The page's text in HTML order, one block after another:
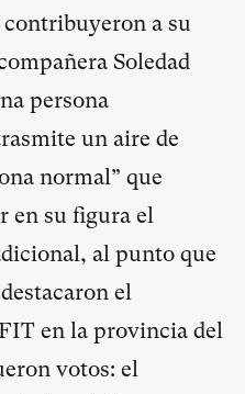
contribuyeron a su
Soledad
persona
un aire de
normal” que
en su figura el
al punto que
el
en la provincia del
votos: el